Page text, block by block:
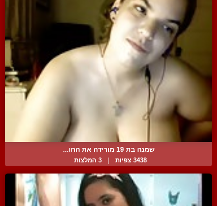
שמנה בת 19 מורידה את החו...
3438 צפיות | 3 המלצות